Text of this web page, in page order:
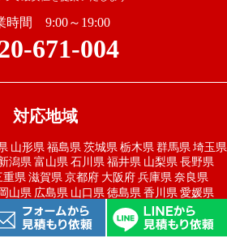
時間 9:00～19:00
671-004
対応地域
山形県 福島県 茨城県 栃木県 群馬県 埼玉県
潟県 富山県 石川県 福井県 山梨県 長野県
重県 滋賀県 京都府 大阪府 兵庫県 奈良県
岡山県 広島県 山口県 徳島県 香川県 愛媛県
長崎県 熊本県 大分県 宮崎県 鹿児島県